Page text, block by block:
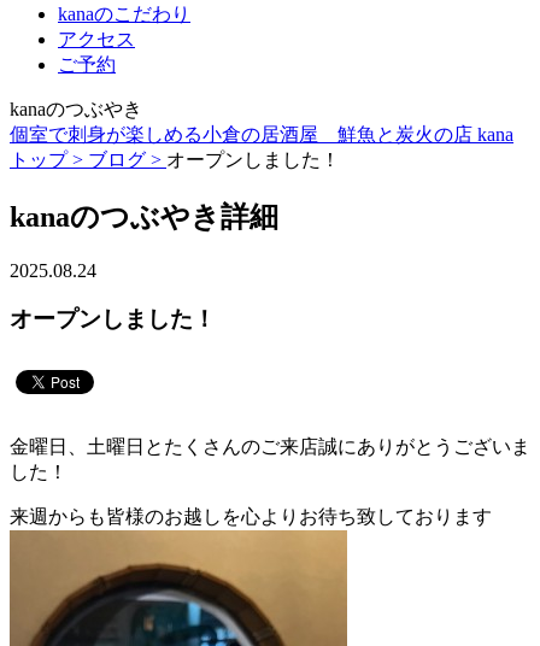
kanaのこだわり
アクセス
ご予約
kanaのつぶやき
個室で刺身が楽しめる小倉の居酒屋 鮮魚と炭火の店 kana
トップ > ブログ > オープンしました！
kanaのつぶやき詳細
2025.08.24
オープンしました！
金曜日、土曜日とたくさんのご来店誠にありがとうございま
した！
来週からも皆様のお越しを心よりお待ち致しております